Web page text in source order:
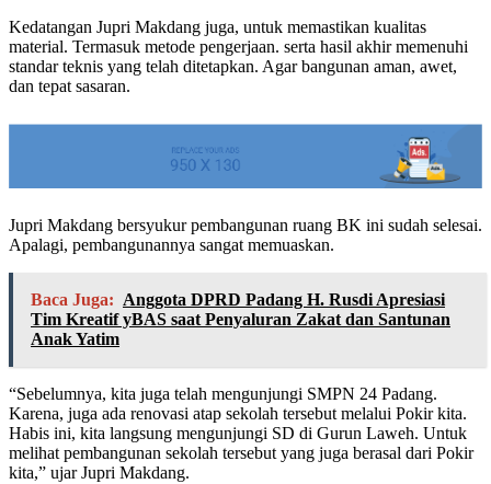
Kedatangan Jupri Makdang juga, untuk memastikan kualitas
material. Termasuk metode pengerjaan. serta hasil akhir memenuhi
standar teknis yang telah ditetapkan. Agar bangunan aman, awet,
dan tepat sasaran.
Jupri Makdang bersyukur pembangunan ruang BK ini sudah selesai.
Apalagi, pembangunannya sangat memuaskan.
Baca Juga: Anggota DPRD Padang H. Rusdi Apresiasi
Tim Kreatif yBAS saat Penyaluran Zakat dan Santunan
Anak Yatim
“Sebelumnya, kita juga telah mengunjungi SMPN 24 Padang.
Karena, juga ada renovasi atap sekolah tersebut melalui Pokir kita.
Habis ini, kita langsung mengunjungi SD di Gurun Laweh. Untuk
melihat pembangunan sekolah tersebut yang juga berasal dari Pokir
kita,” ujar Jupri Makdang.